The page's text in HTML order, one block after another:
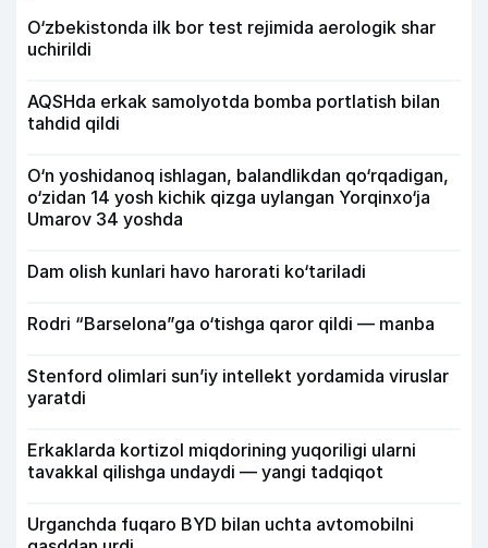
O‘zbekistonda ilk bor test rejimida aerologik shar
uchirildi
AQSHda erkak samolyotda bomba portlatish bilan
tahdid qildi
O‘n yoshidanoq ishlagan, balandlikdan qo‘rqadigan,
o‘zidan 14 yosh kichik qizga uylangan Yorqinxo‘ja
Umarov 34 yoshda
Dam olish kunlari havo harorati ko‘tariladi
Rodri “Barselona”ga o‘tishga qaror qildi — manba
Stenford olimlari sun’iy intellekt yordamida viruslar
yaratdi
Erkaklarda kortizol miqdorining yuqoriligi ularni
tavakkal qilishga undaydi — yangi tadqiqot
Urganchda fuqaro BYD bilan uchta avtomobilni